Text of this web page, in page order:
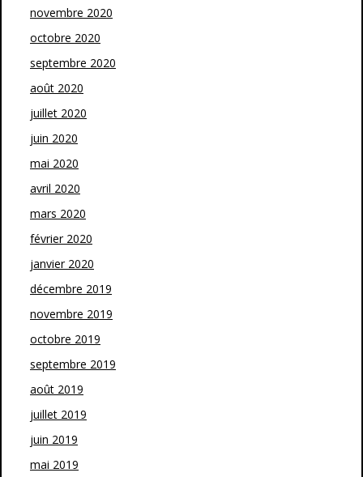
novembre 2020
octobre 2020
septembre 2020
août 2020
juillet 2020
juin 2020
mai 2020
avril 2020
mars 2020
février 2020
janvier 2020
décembre 2019
novembre 2019
octobre 2019
septembre 2019
août 2019
juillet 2019
juin 2019
mai 2019